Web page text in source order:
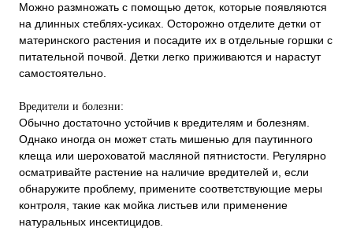
Можно размножать с помощью деток, которые появляются
на длинных стеблях-усиках. Осторожно отделите детки от
материнского растения и посадите их в отдельные горшки с
питательной почвой. Детки легко приживаются и нарастут
самостоятельно.
Вредители и болезни:
Обычно достаточно устойчив к вредителям и болезням.
Однако иногда он может стать мишенью для паутинного
клеща или шероховатой масляной пятнистости. Регулярно
осматривайте растение на наличие вредителей и, если
обнаружите проблему, примените соответствующие меры
контроля, такие как мойка листьев или применение
натуральных инсектицидов.